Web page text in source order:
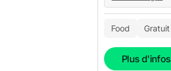
Food Gratuit
Plus d'infos